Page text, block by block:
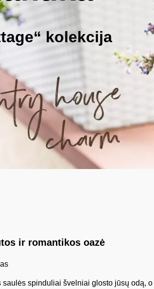
kolekcija
ir romantikos oazė
saulės spinduliai švelniai glosto jūsų odą,